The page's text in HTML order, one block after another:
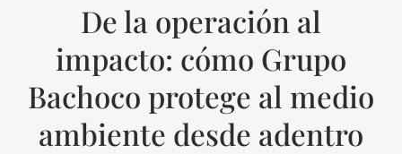
De la operación al
impacto: cómo Grupo
Bachoco protege al medio
ambiente desde adentro